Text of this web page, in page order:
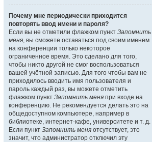
Почему мне периодически приходится
повторять ввод имени и пароля?
Если вы не отметили флажком пункт Запомнить
меня, вы сможете оставаться под своим именем
на конференции только некоторое
ограниченное время. Это сделано для того,
чтобы никто другой не смог воспользоваться
вашей учётной записью. Для того чтобы вам не
приходилось вводить имя пользователя и
пароль каждый раз, вы можете отметить
флажком пункт Запомнить меня при входе на
конференцию. Не рекомендуется делать это на
общедоступном компьютере, например в
библиотеке, интернет-кафе, университете и т. д.
Если пункт Запомнить меня отсутствует, это
значит, что администратор отключил эту